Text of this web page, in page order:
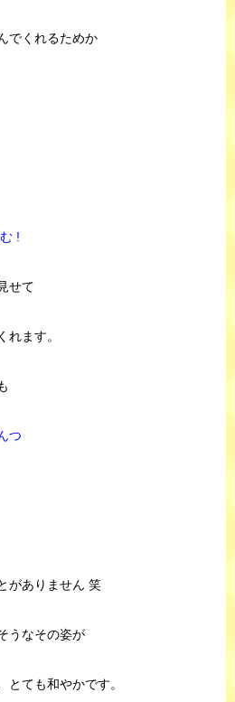
でくれるためか
!
せて
れます。
つ
がありません 笑
うなその姿が
とても和やかです。